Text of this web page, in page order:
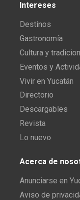
Intereses
Destinos
Gastronomía
Cultura y
Eventos y
Vivir en Yucatán
Directorio
Descargables
Revista
Lo nuevo
Acerca de
Anunciarse en
Aviso de